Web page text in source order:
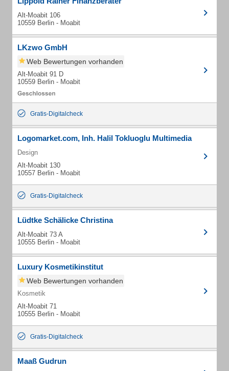
Alt-Moabit 106
10559 Berlin - Moabit
LKzwo GmbH
Web Bewertungen vorhanden
Alt-Moabit 91 D
10559 Berlin - Moabit
Gratis-Digitalcheck
Logomarket.com, Inh. Halil Tokluoglu Multimedia
Design
Alt-Moabit 130
10557 Berlin - Moabit
Gratis-Digitalcheck
Lüdtke Schälicke Christina
Alt-Moabit 73 A
10555 Berlin - Moabit
Luxury Kosmetikinstitut
Web Bewertungen vorhanden
Kosmetik
Alt-Moabit 71
10555 Berlin - Moabit
Gratis-Digitalcheck
Maaß Gudrun